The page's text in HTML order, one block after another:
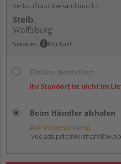
Verkauf und Versand durch:
Steib
Wolfsburg
Services Kontakt
Ihr Standort ist nicht im
Beim Händler abholen
Auf Vorbestellung: